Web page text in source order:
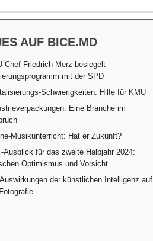
AUF BICE.MD
Chef Friedrich Merz besiegelt
mit der SPD
Schwierigkeiten: Hilfe für KMU
Eine Branche im
Musikunterricht: Hat er Zukunft?
Ausblick für das zweite Halbjahr 2024:
Optimismus und Vorsicht
der künstlichen Intelligenz auf